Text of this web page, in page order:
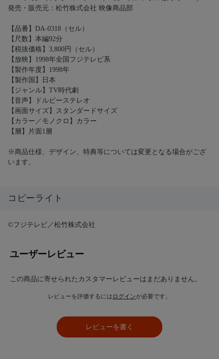
発売・販売元：松竹株式会社 映像商品部
【品番】DA-0318（セル）
【尺数】本編92分
【税抜価格】3,800円（セル）
【放映】1998年全国フジテレビ系
【製作年度】1998年
【製作国】日本
【ジャンル】TV時代劇
【音声】ドルビーステレオ
【画面サイズ】スタンダードサイズ
【カラー／モノクロ】カラー
【層】片面1層
※商品仕様、デザイン、特典等については変更となる場合がござ
います。
コピーライト
©フジテレビ／松竹株式会社
ユーザーレビュー
この商品に寄せられたカスタマーレビューはまだありません。
レビューを評価するには ログインが必要です。
レビューを書く